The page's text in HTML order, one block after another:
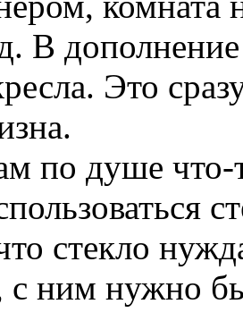
В
Это
по душе что-
стекло
с ним нужно